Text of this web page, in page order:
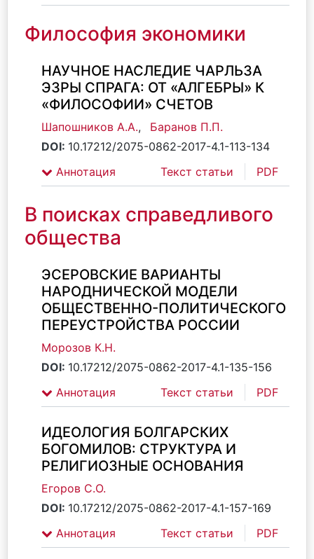
Философия экономики
НАУЧНОЕ НАСЛЕДИЕ ЧАРЛЬЗА
ЭЗРЫ СПРАГА: ОТ «АЛГЕБРЫ» К
«ФИЛОСОФИИ» СЧЕТОВ
Шапошников А.А.,
Баранов П.П.
DOI: 10.17212/2075-0862-2017-4.1-113-134
Аннотация
Текст статьи PDF
В поисках справедливого
общества
ЭСЕРОВСКИЕ ВАРИАНТЫ
НАРОДНИЧЕСКОЙ МОДЕЛИ
ОБЩЕСТВЕННО-ПОЛИТИЧЕСКОГО
ПЕРЕУСТРОЙСТВА РОССИИ
Морозов К.Н.
DOI: 10.17212/2075-0862-2017-4.1-135-156
Аннотация
Текст статьи PDF
ИДЕОЛОГИЯ БОЛГАРСКИХ
БОГОМИЛОВ: СТРУКТУРА И
РЕЛИГИОЗНЫЕ ОСНОВАНИЯ
Егоров С.О.
DOI: 10.17212/2075-0862-2017-4.1-157-169
Аннотация
Текст статьи PDF